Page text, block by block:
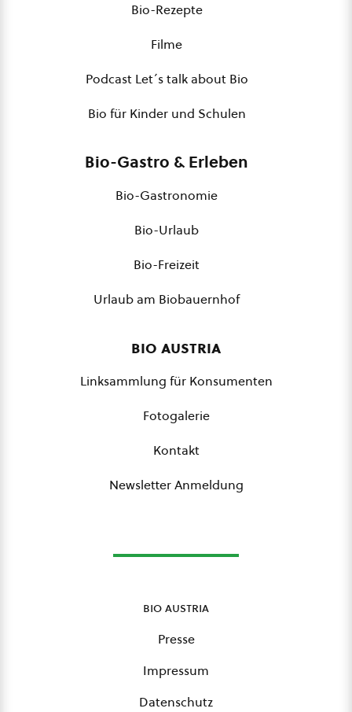
Bio-Rezepte
Filme
Podcast Let´s talk about Bio
Bio für Kinder und Schulen
Bio-Gastro & Erleben
Bio-Gastronomie
Bio-Urlaub
Bio-Freizeit
Urlaub am Biobauernhof
bio austria
Linksammlung für Konsumenten
Fotogalerie
Kontakt
Newsletter Anmeldung
bio austria
Presse
Impressum
Datenschutz